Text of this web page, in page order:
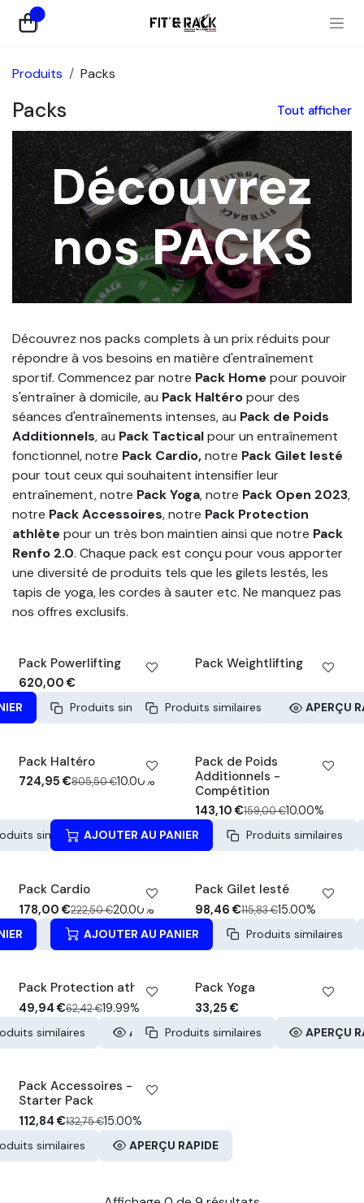
Se rendre au contenu
0
Produits Packs
Packs Tout afficher
Découvrez
nos PACKS
Découvrez nos packs complets à un prix réduits pour
répondre à vos besoins en matière d'entraînement
sportif. Commencez par notre Pack Home pour pouvoir
s'entraîner à domicile, au Pack Haltéropour des
séances d'entraînements intenses, au Pack de Poids
Additionnels, au Pack Tacticalpour un entraînement
fonctionnel, notre Pack Cardio,notre Pack Gilet lesté
pour tout ceux qui souhaitent intensifier leur
entraînement, notre Pack Yoga, notre Pack Open 2023,
notre Pack Accessoires, notre Pack Protection
athlète pour un très bon maintien ainsi que notre Pack
Renfo 2.0. Chaque pack est conçu pour vous apporter
une diversité de produits tels que les gilets lestés, les
tapis de yoga, les cordes à sauter etc. Ne manquez pas
nos offres exclusifs.
BARRE OFFERTE
Pack Powerlifting
620,00€
Produits similaires APERÇU RAPIDE
PACK -10%
Pack Weightlifting
Produits similaires APERÇU
PACK -10%
Pack Haltéro
724,95€805,50€10.00%
similaires APERÇU RAPIDE
PACK -10%
Pack de Poids
Additionnels -
Compétition
143,10€159,00€10.00%
AJOUTER AU PANIER
Produits similaires
PACK -20%
Pack Cardio
178,00€222,50€20.00%
Produits similaires APERÇU RAPIDE
PACK -15%
Pack Gilet lesté
98,46€115,83€15.00%
AJOUTER AU PANIER
Produits similaires
PACK -20%
Pack Protection athlète
49,94€62,42€19.99%
similaires
APERÇU RAPIDE
PACK -5%
Pack Yoga
33,25€
Produits similaires
APERÇU
PACK -15%
Pack Accessoires -
Starter Pack
112,84€132,75€15.00%
similaires
APERÇU RAPIDE